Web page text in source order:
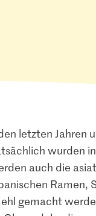
letzten Jahren
wurden
auch die
Ramen,
gemacht